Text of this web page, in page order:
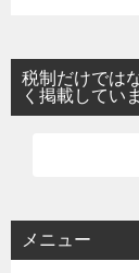
税制だけでは
く掲載してい
メニュー